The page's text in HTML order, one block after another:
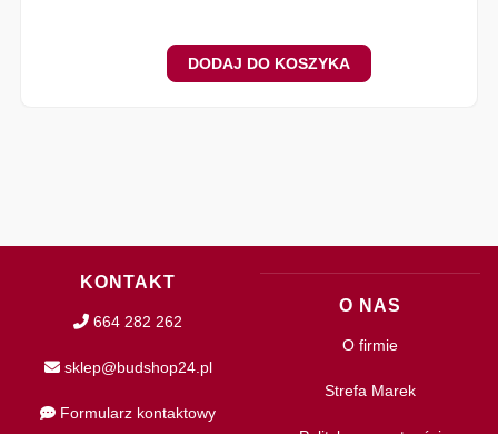
DODAJ DO KOSZYKA
KONTAKT
664 282 262
sklep@budshop24.pl
Formularz kontaktowy
O NAS
O firmie
Strefa Marek